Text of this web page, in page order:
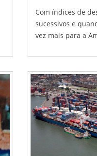
Com índices de
sucessivos e
vez mais para a